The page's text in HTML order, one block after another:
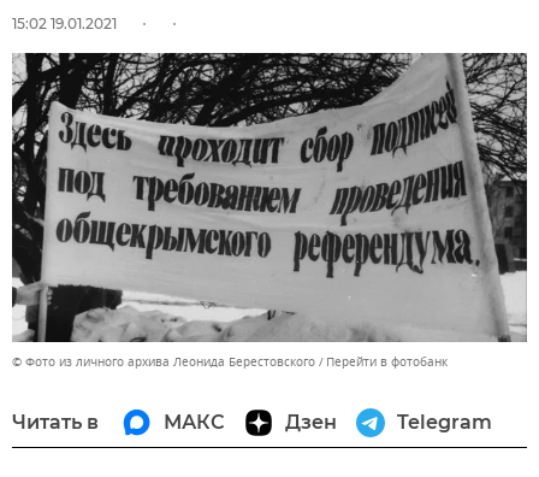
15:02 19.01.2021
© Фото из личного архива Леонида Берестовского Перейти в фотобанк
Читать в МАКС Дзен Telegram